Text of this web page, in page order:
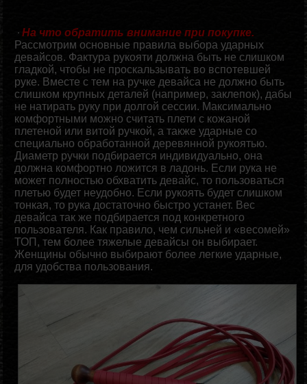
На что обратить внимание при покупке.
Рассмотрим основные правила выбора ударных
девайсов. Фактура рукояти должна быть не слишком
гладкой, чтобы не проскальзывать во вспотевшей
руке. Вместе с тем на ручке девайса не должно быть
слишком крупных деталей (например, заклепок), дабы
не натирать руку при долгой сессии. Максимально
комфортными можно считать плети с кожаной
плетеной или витой ручкой, а также ударные со
специально обработанной деревянной рукоятью.
Диаметр ручки подбирается индивидуально, она
должна комфортно ложится в ладонь. Если рука не
может полностью обхватить девайс, то пользоваться
плетью будет неудобно. Если рукоять будет слишком
тонкая, то рука достаточно быстро устанет. Вес
девайса так же подбирается под конкретного
пользователя. Как правило, чем сильней и «весомей»
ТОП, тем более тяжелые девайсы он выбирает.
Женщины обычно выбирают более легкие ударные,
для удобства пользования.